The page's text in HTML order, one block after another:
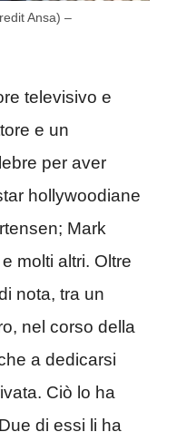
Ansa) –
televisivo e
e un
per aver
hollywoodiane
Mark
molti altri. Oltre
nota, tra un
nel corso della
a dedicarsi
Ciò lo ha
di essi li ha